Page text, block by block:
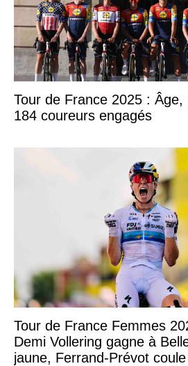
Tour de France 2025 :
184 coureurs engagés
Tour de France Femmes
Demi Vollering gagne à
jaune, Ferrand-Prévot coule